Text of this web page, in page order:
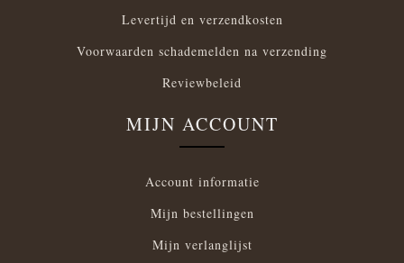
Levertijd en verzendkosten
Voorwaarden schademelden na verzending
Reviewbeleid
MIJN ACCOUNT
Account informatie
Mijn bestellingen
Mijn verlanglijst